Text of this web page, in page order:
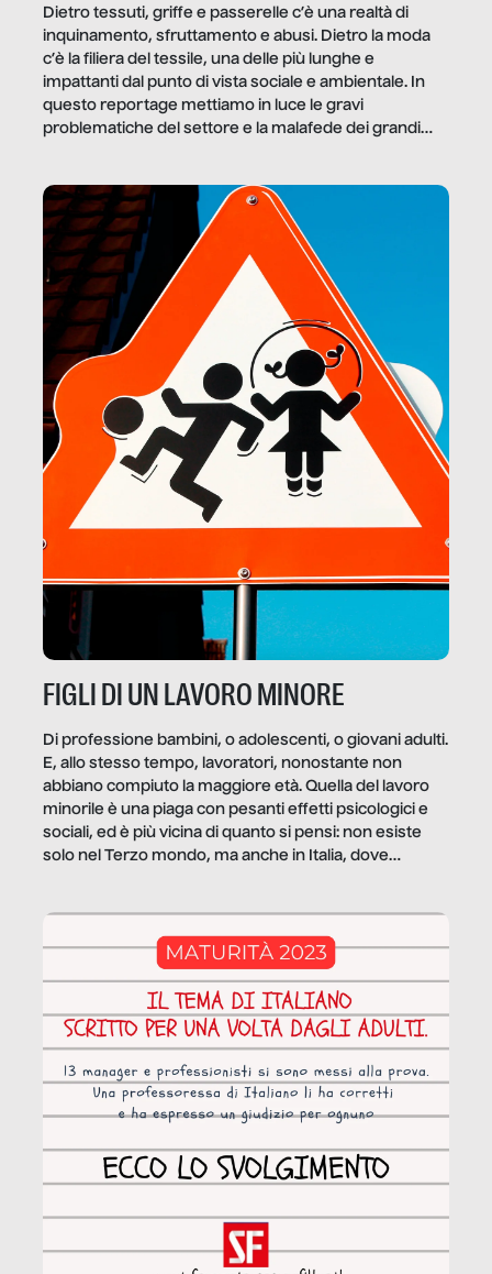
Dietro tessuti, griffe e passerelle c’è una realtà di
inquinamento, sfruttamento e abusi. Dietro la moda
c’è la filiera del tessile, una delle più lunghe e
impattanti dal punto di vista sociale e ambientale. In
questo reportage mettiamo in luce le gravi
problematiche del settore e la malafede dei grandi
FIGLI DI UN LAVORO MINORE
Di professione bambini, o adolescenti, o giovani adulti.
E, allo stesso tempo, lavoratori, nonostante non
abbiano compiuto la maggiore età. Quella del lavoro
minorile è una piaga con pesanti effetti psicologici e
sociali, ed è più vicina di quanto si pensi: non esiste
solo nel Terzo mondo, ma anche in Italia, dove